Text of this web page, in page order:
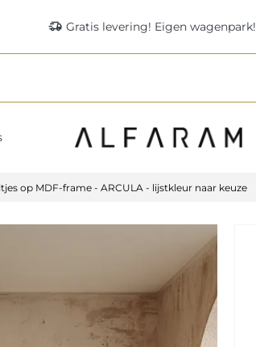
delivery_truck_speed Gratis levering! Eigen wagenpark!
op MDF-frame - ARCULA - lijstkleur naar keuze